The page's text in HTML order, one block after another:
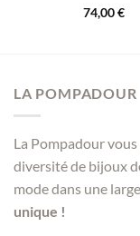
74,00€
LA POMPADOUR
La Pompadour
diversité de bijoux
mode dans une
unique !